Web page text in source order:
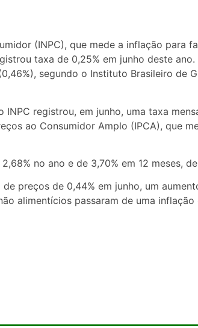
(INPC), que mede a inflação para
taxa de 0,25% em junho deste
segundo o Instituto Brasileiro de
registrou, em junho, uma taxa
ao Consumidor Amplo (IPCA), que
no ano e de 3,70% em 12 meses,
preços de 0,44% em junho, um
alimentícios passaram de uma inflação